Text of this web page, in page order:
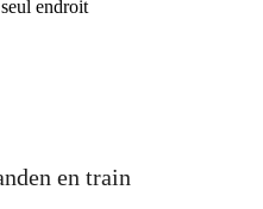
endroit
en train